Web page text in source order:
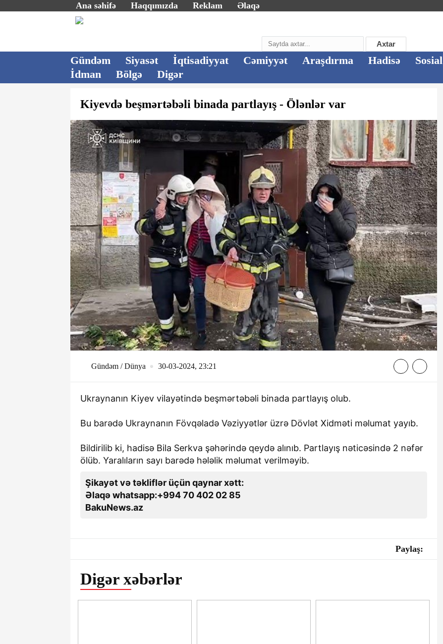
Ana səhifə Haqqımızda Reklam Əlaqə
Axtar
Gündəm Siyasət İqtisadiyyat Cəmiyyət Araşdırma Hadisə Sosial
İdman
Bölgə Digər
Kiyevdə beşmərtəbəli binada partlayış - Ölənlər var
Gündəm / Dünya 30-03-2024, 23:21
Ukraynanın Kiyev vilayətində beşmərtəbəli binada partlayış olub.
Bu barədə Ukraynanın Fövqəladə Vəziyyətlər üzrə Dövlət Xidməti məlumat yayıb.
Bildirilib ki, hadisə Bila Serkva şəhərində qeydə alınıb. Partlayış nəticəsində 2 nəfər
ölüb. Yaralıların sayı barədə hələlik məlumat verilməyib.
Şikayət və təkliflər üçün qaynar xətt:
Əlaqə whatsapp:+994 70 402 02 85
BakuNews.az
Paylaş:
Digər xəbərlər